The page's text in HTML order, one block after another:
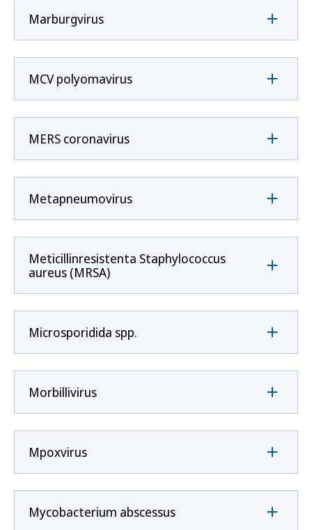
Marburgvirus
MCV polyomavirus
MERS coronavirus
Metapneumovirus
Meticillinresistenta Staphylococcus
aureus (MRSA)
Microsporidida spp.
Morbillivirus
Mpoxvirus
Mycobacterium abscessus